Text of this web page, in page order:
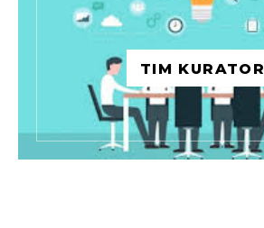
TIM KURATOR